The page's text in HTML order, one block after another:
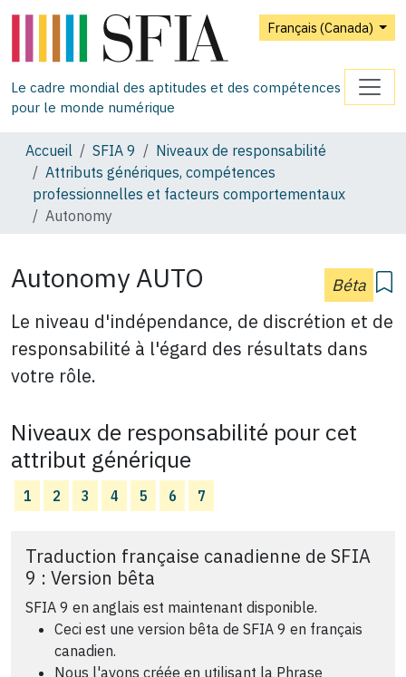
Français (Canada)
Le cadre mondial des aptitudes et des compétences
pour le monde numérique
Accueil SFIA 9
Niveaux de responsabilité
Attributs génériques, compétences
professionnelles et facteurs comportementaux
Autonomy
Autonomy AUTO Béta
Le niveau d'indépendance, de discrétion et de
responsabilité à l'égard des résultats dans
votre rôle.
Niveaux de responsabilité pour cet
attribut générique
1 2 3 4 5 6 7
Traduction française canadienne de SFIA
9 : Version bêta
SFIA 9 en anglais est maintenant disponible.
Ceci est une version bêta de SFIA 9 en français
canadien.
Nous l'avons créée en utilisant la Phrase